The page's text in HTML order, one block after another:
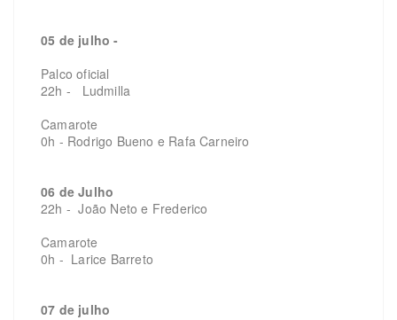
05 de julho -
Palco oficial
22h - Ludmilla
Camarote
0h - Rodrigo Bueno e Rafa Carneiro
06 de Julho
22h - João Neto e Frederico
Camarote
0h - Larice Barreto
07 de julho